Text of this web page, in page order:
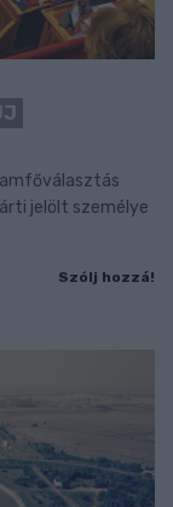
jelölt személye
Szólj hozzá!